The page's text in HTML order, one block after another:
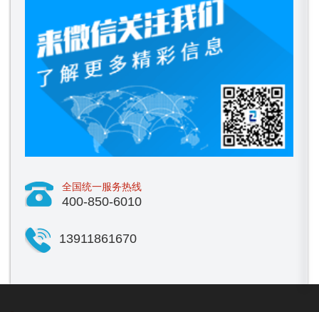
全国统一服务热线
400-850-6010
13911861670